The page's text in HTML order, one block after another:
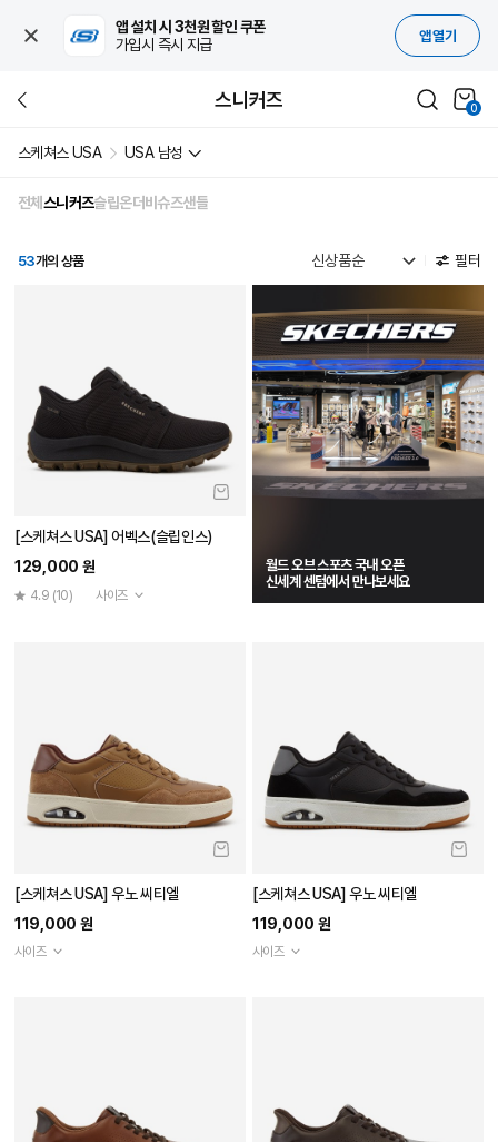
앱 설치 시 3천원 할인 쿠폰
가입시 즉시 지급
앱 열기
스니커즈 0
스케쳐스 USA USA 남성
전체 스니커즈슬립온더비슈즈샌들
53개의 상품 필터
[스케쳐스 USA] 어벡스(슬립인스)
129,000 원
4.9 (10) 사이즈
월드 오브 스포츠 국내 오픈
신세계 센텀에서 만나보세요
[스케쳐스 USA] 우노 씨티엘
119,000 원
사이즈
[스케쳐스 USA] 우노 씨티엘
119,000 원
사이즈